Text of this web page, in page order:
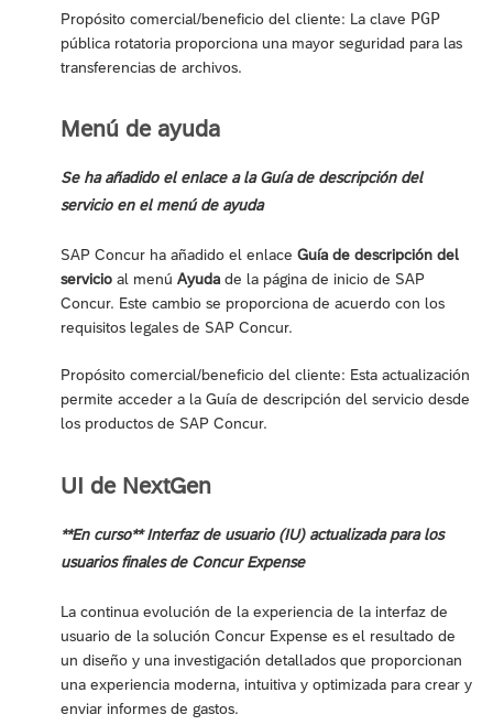
Propósito comercial/beneficio del cliente: La clave PGP
pública rotatoria proporciona una mayor seguridad para las
transferencias de archivos.
Menú de ayuda
Se ha añadido el enlace a la Guía de descripción del
servicio en el menú de ayuda
SAP Concur ha añadido el enlace Guía de descripción del
servicio al menú Ayuda de la página de inicio de SAP
Concur. Este cambio se proporciona de acuerdo con los
requisitos legales de SAP Concur.
Propósito comercial/beneficio del cliente: Esta actualización
permite acceder a la Guía de descripción del servicio desde
los productos de SAP Concur.
UI de NextGen
**En curso** Interfaz de usuario (IU) actualizada para los
usuarios finales de Concur Expense
La continua evolución de la experiencia de la interfaz de
usuario de la solución Concur Expense es el resultado de
un diseño y una investigación detallados que proporcionan
una experiencia moderna, intuitiva y optimizada para crear y
enviar informes de gastos.